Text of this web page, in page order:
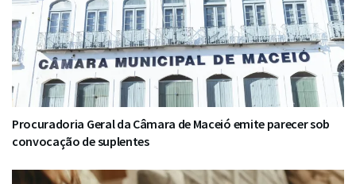
Procuradoria Geral da Câmara de Maceió emite parecer sob
convocação de suplentes